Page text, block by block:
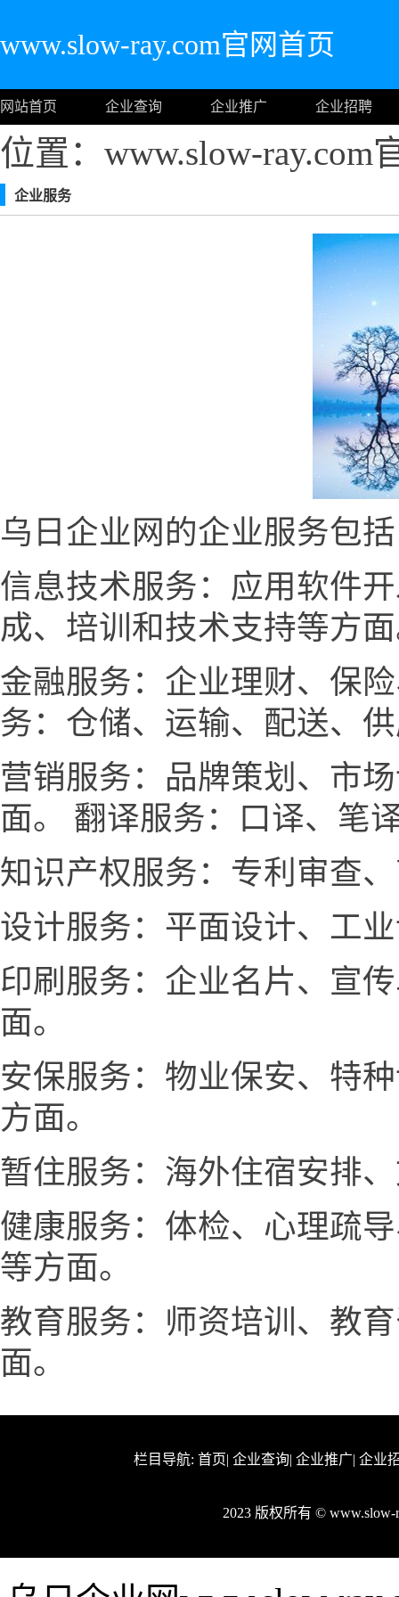
www.slow-ray.com官网首页
网站首页 企业查询 企业推广 企业招聘
位置：www.slow-ray.com
企业服务
乌日企业网的企业服务包
信息技术服务：应用软件
成、培训和技术支持等方
金融服务：企业理财、保
务：仓储、运输、配送、
营销服务：品牌策划、市
面。 翻译服务：口译、笔
知识产权服务：专利审查
设计服务：平面设计、工
印刷服务：企业名片、宣
面。
安保服务：物业保安、特
方面。
暂住服务：海外住宿安排
健康服务：体检、心理疏
等方面。
教育服务：师资培训、教
面。
栏目导航: 首页| 企业查询| 企业推广| 企业
2023 版权所有 ©